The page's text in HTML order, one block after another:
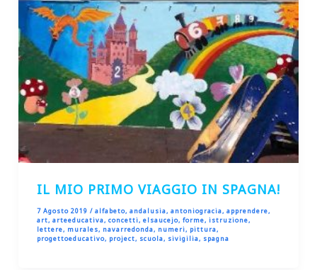
IL MIO PRIMO VIAGGIO IN SPAGNA!
7 Agosto 2019 / alfabeto, andalusia, antoniogracia, apprendere,
art, arteeducativa, concetti, elsaucejo, forme, istruzione,
lettere, murales, navarredonda, numeri, pittura,
progettoeducativo, project, scuola, sivigilia, spagna